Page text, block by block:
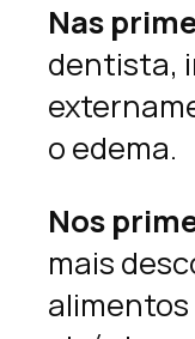
Nas
dentista,
o edema.
Nos
mais